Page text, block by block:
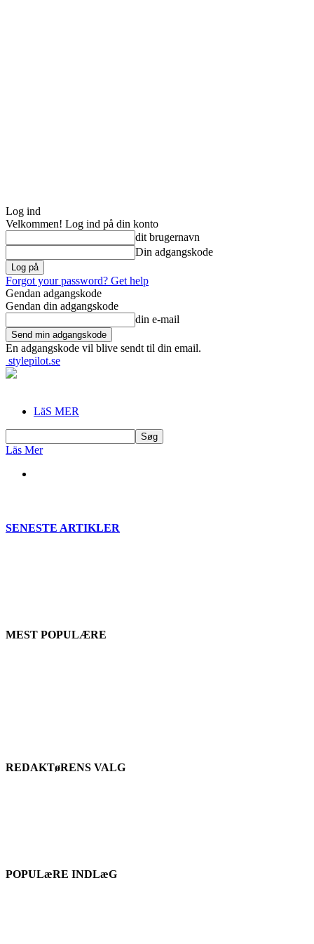
Log ind
Velkommen! Log ind på din konto
dit brugernavn
Din adgangskode
Forgot your password? Get help
Gendan adgangskode
Gendan din adgangskode
din e-mail
En adgangskode vil blive sendt til din email.
stylepilot.se
LäS MER
Läs Mer
SENESTE ARTIKLER
MEST POPULÆRE
REDAKTøRENS VALG
POPULæRE INDLæG